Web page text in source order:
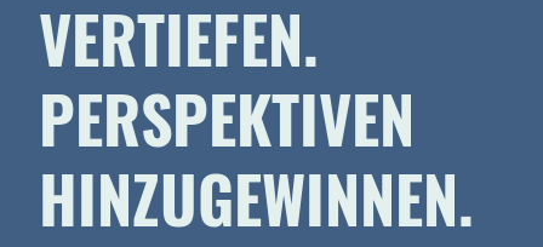
VERTIEFEN.
PERSPEKTIVEN
HINZUGEWINNEN.